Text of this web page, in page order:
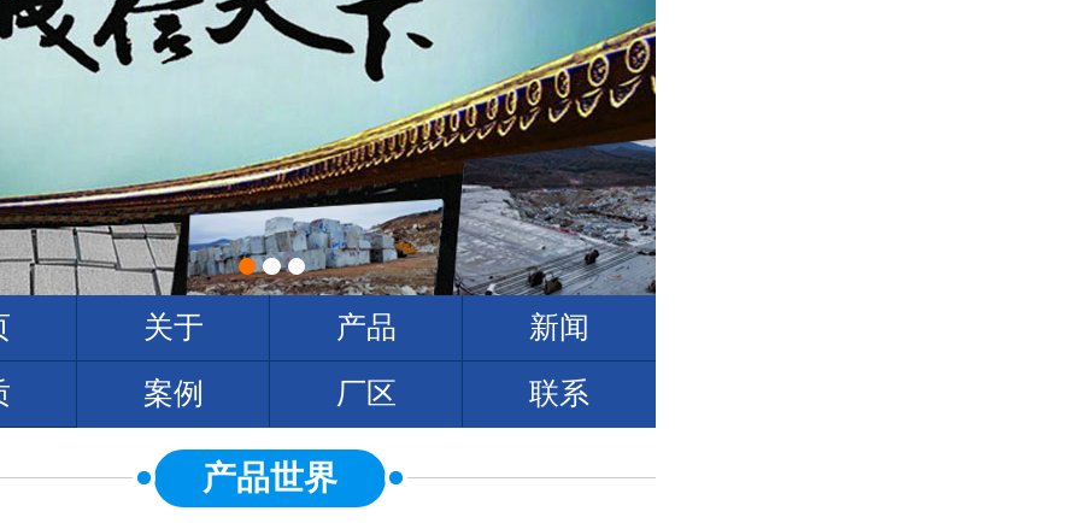
关于 产品 新闻
案例 厂区 联系
产品世界